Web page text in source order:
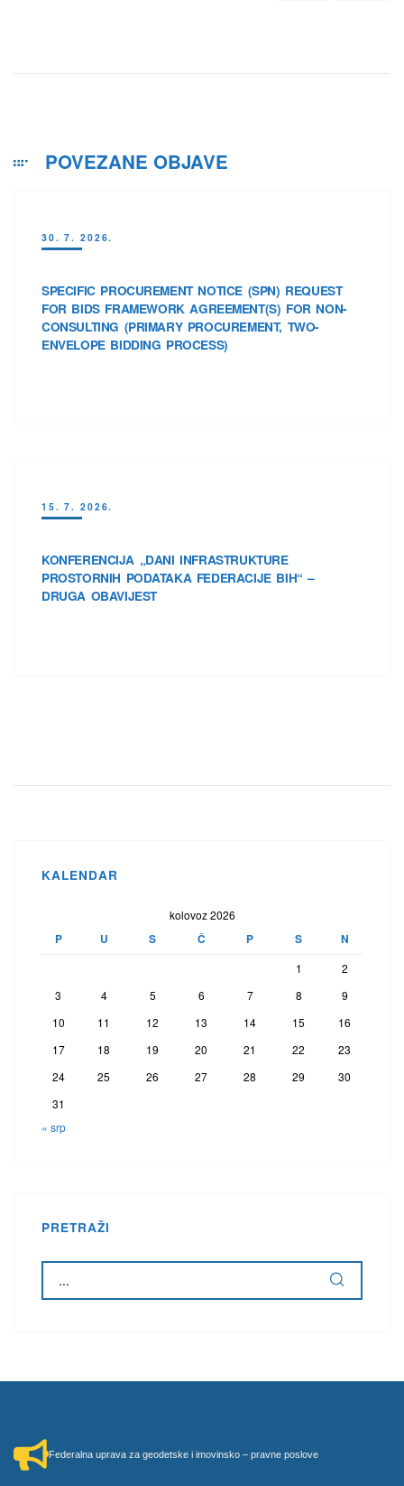
POVEZANE OBJAVE
30. 7. 2026.
SPECIFIC PROCUREMENT NOTICE (SPN) REQUEST
FOR BIDS FRAMEWORK AGREEMENT(S) FOR NON-
CONSULTING (PRIMARY PROCUREMENT, TWO-
ENVELOPE BIDDING PROCESS)
15. 7. 2026.
KONFERENCIJA „DANI INFRASTRUKTURE
PROSTORNIH PODATAKA FEDERACIJE BIH“ –
DRUGA OBAVIJEST
KALENDAR
kolovoz 2026
P U S Č P S N
1
2
3
4 5 6 7 8
9
10
11 12 13 14 15
16
17
18 19 20 21 22
23
24
25 26 27 28 29
30
31
« srp
PRETRAŽI
Federalna uprava za geodetske i imovinsko – pravne poslove